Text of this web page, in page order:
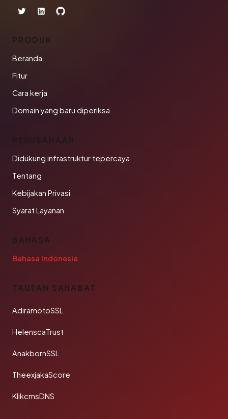
PRODUK
Beranda
Fitur
Cara kerja
Domain yang baru diperiksa
PERUSAHAAN
Didukung infrastruktur tepercaya
Tentang
Kebijakan Privasi
Syarat Layanan
BAHASA
Bahasa Indonesia
TAUTAN SAHABAT
AdiramotoSSL
HelenscaTrust
AnakbornSSL
TheexjakaScore
KlikcmsDNS